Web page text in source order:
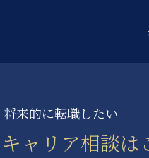
将来的に転職したい
キャリア相談は